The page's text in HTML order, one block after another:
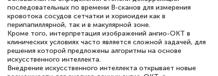
пособий и учебников доступно на время
прохождения курса, удобная система
аттестации, проблем не возникло ни на
каком этапе…
последовательных по времени B‑сканов для измерения
кровотока сосудов сетчатки и хориоидеи как в
перипапиллярной, так и в макулярной зоне.
Кроме того, интерпретация изображений ангио-ОКТ в
клинических условиях часто является сложной задачей, для
решения которой предложены алгоритмы на основе
искусственного интеллекта.
Внедрение искусственного интеллекта открывает новые